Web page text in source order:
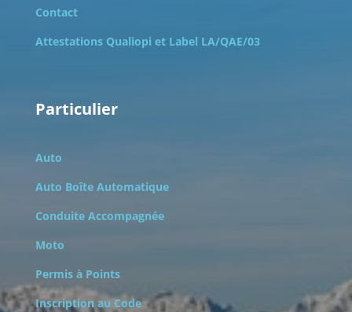
Contact
Attestations Qualiopi et Label LA/QAE/03
Particulier
Auto
Auto Boîte Automatique
Conduite Accompagnée
Moto
Permis à Points
Inscription au Code